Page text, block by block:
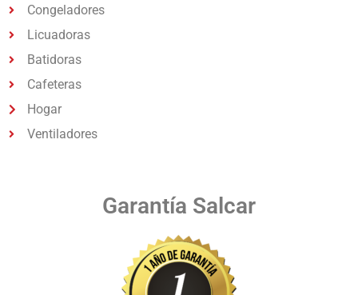
Congeladores
Licuadoras
Batidoras
Cafeteras
Hogar
Ventiladores
Garantía Salcar